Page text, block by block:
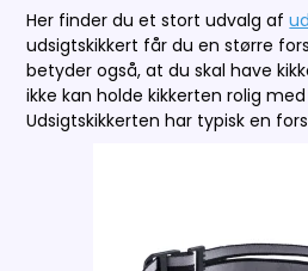
Her finder du et stort udvalg af
udsigtskikkert får du en større
betyder også, at du skal have
ikke kan holde kikkerten rolig
Udsigtskikkerten har typisk en